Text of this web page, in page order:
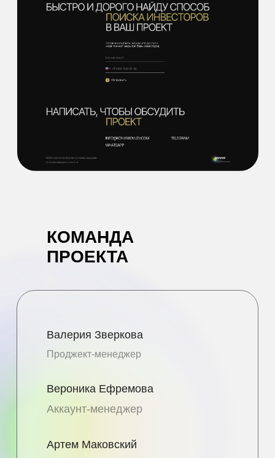
КОМАНДА
ПРОЕКТА
Валерия Зверкова
Проджект-менеджер
Вероника Ефремова
Аккаунт-менеджер
Артем Маковский